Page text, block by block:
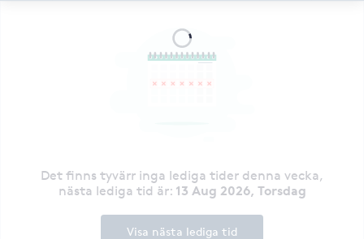
Det finns tyvärr inga lediga tider denna vecka,
nästa lediga tid är: 13 Aug 2026, Torsdag
Visa nästa lediga tid